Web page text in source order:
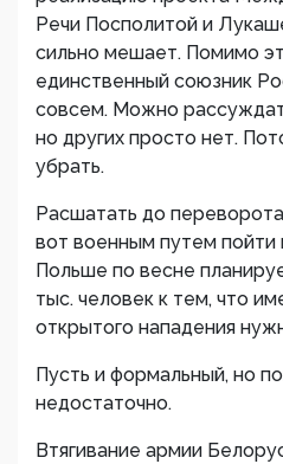
Речи Посполитой и
сильно мешает. Помимо
единственный союзник
совсем. Можно
но других просто нет.
убрать.
Расшатать до
вот военным путем пойти
Польше по весне
тыс. человек к тем, что
открытого нападения
Пусть и формальный, но
недостаточно.
Втягивание армии